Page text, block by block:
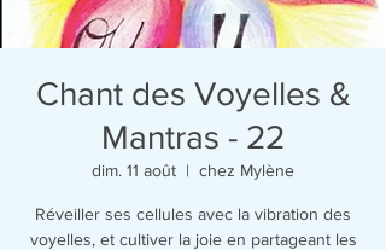
Chant des Voyelles &
Mantras - 22
dim. 11 août
  |
chez Mylène
Réveiller ses cellules avec la vibration des
voyelles, et cultiver la joie en partageant les